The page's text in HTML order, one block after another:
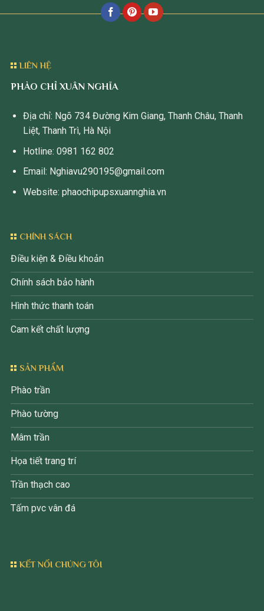
LIÊN HỆ
PHÀO CHỈ XUÂN NGHĨA
Địa chỉ: Ngõ 734 Đường Kim Giang, Thanh Châu, Thanh
Liệt, Thanh Trì, Hà Nội
Hotline: 0981 162 802
Email: Nghiavu290195@gmail.com
Website: phaochipupsxuannghia.vn
CHÍNH SÁCH
Điều kiện & Điều khoản
Chính sách bảo hành
Hình thức thanh toán
Cam kết chất lượng
SẢN PHẨM
Phào trần
Phào tường
Mâm trần
Họa tiết trang trí
Trần thạch cao
Tấm pvc vân đá
KẾT NỐI CHÚNG TÔI